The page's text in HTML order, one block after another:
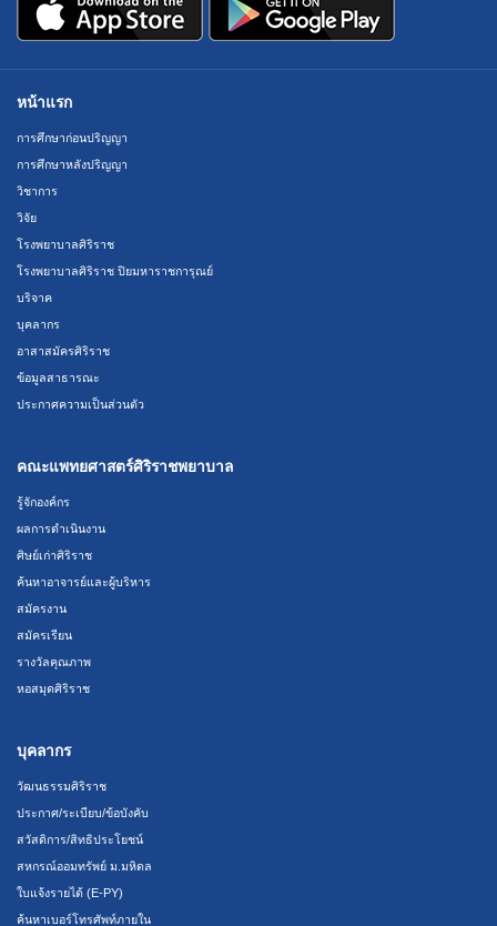
หน้าแรก
การศึกษาก่อนปริญญา
การศึกษาหลังปริญญา
วิชาการ
วิจัย
โรงพยาบาลศิริราช
โรงพยาบาลศิริราช ปิยมหาราชการุณย์
บริจาค
บุคลากร
อาสาสมัครศิริราช
ข้อมูลสาธารณะ
ประกาศความเป็นส่วนตัว
คณะแพทยศาสตร์ศิริราชพยาบาล
รู้จักองค์กร
ผลการดำเนินงาน
ศิษย์เก่าศิริราช
ค้นหาอาจารย์และผู้บริหาร
สมัครงาน
สมัครเรียน
รางวัลคุณภาพ
หอสมุดศิริราช
บุคลากร
วัฒนธรรมศิริราช
ประกาศ/ระเบียบ/ข้อบังคับ
สวัสดิการ/สิทธิประโยชน์
สหกรณ์ออมทรัพย์ ม.มหิดล
ใบแจ้งรายได้ (E-PY)
ค้นหาเบอร์โทรศัพท์ภายใน